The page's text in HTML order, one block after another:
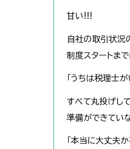
甘い!!!
自社の取引状況
制度スタートま
「うちは税理士
すべて丸投げし
準備ができてい
「本当に大丈夫